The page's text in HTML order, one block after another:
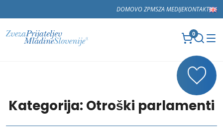
DOMOVO ZPMSZA MEDIJEKONTAKT
0
Kategorija: Otroški parlamenti